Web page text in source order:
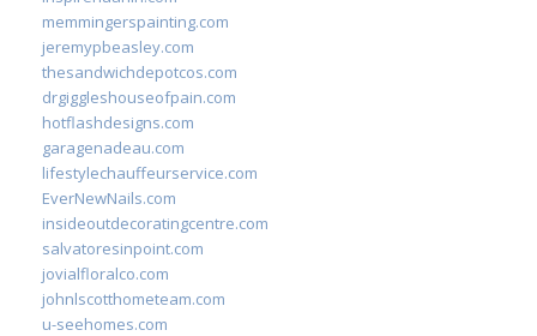
memmingerspainting.com
jeremypbeasley.com
thesandwichdepotcos.com
drgiggleshouseofpain.com
hotflashdesigns.com
garagenadeau.com
lifestylechauffeurservice.com
EverNewNails.com
insideoutdecoratingcentre.com
salvatoresinpoint.com
jovialfloralco.com
johnlscotthometeam.com
u-seehomes.com